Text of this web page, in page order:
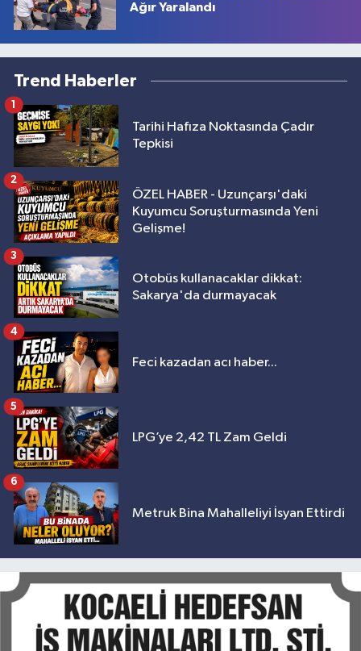
Ağır Yaralandı
Trend Haberler
Tarihi Hafıza Noktasında Çadır
Tepkisi
1
ÖZEL HABER - Uzunçarşı'daki
Kuyumcu Soruşturmasında Yeni
Gelişme!
2
Otobüs kullanacaklar dikkat:
Sakarya'da durmayacak
3
Feci kazadan acı haber...
4
LPG’ye 2,42 TL Zam Geldi
5
Metruk Bina Mahalleliyi İsyan Ettirdi
6